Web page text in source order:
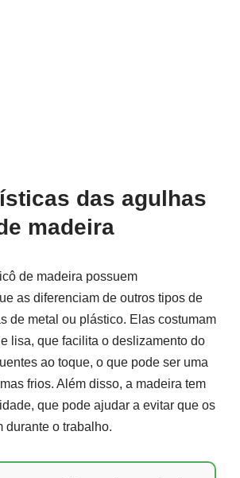
das agulhas
madeira
de madeira possuem
as diferenciam de outros tipos de
de metal ou plástico. Elas costumam
lisa, que facilita o deslizamento do
ao toque, o que pode ser uma
frios. Além disso, a madeira tem
que pode ajudar a evitar que os
durante o trabalho.